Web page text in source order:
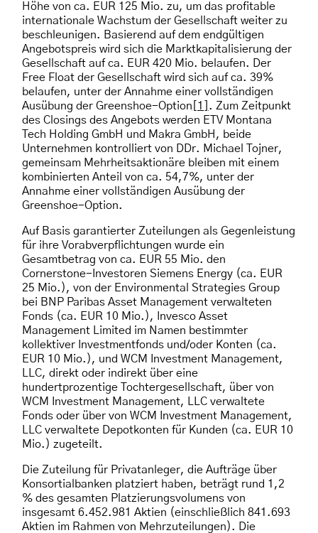
Höhe von ca. EUR 125 Mio. zu, um das profitable
internationale Wachstum der Gesellschaft weiter zu
beschleunigen. Basierend auf dem endgültigen
Angebotspreis wird sich die Marktkapitalisierung der
Gesellschaft auf ca. EUR 420 Mio. belaufen. Der
Free Float der Gesellschaft wird sich auf ca. 39%
belaufen, unter der Annahme einer vollständigen
Ausübung der Greenshoe-Option [1] . Zum Zeitpunkt
des Closings des Angebots werden ETV Montana
Tech Holding GmbH und Makra GmbH, beide
Unternehmen kontrolliert von DDr. Michael Tojner,
gemeinsam Mehrheitsaktionäre bleiben mit einem
kombinierten Anteil von ca. 54,7%, unter der
Annahme einer vollständigen Ausübung der
Greenshoe-Option.
Auf Basis garantierter Zuteilungen als Gegenleistung
für ihre Vorabverpflichtungen wurde ein
Gesamtbetrag von ca. EUR 55 Mio. den
Cornerstone-Investoren Siemens Energy (ca. EUR
25 Mio.), von der Environmental Strategies Group
bei BNP Paribas Asset Management verwalteten
Fonds (ca. EUR 10 Mio.), Invesco Asset
Management Limited im Namen bestimmter
kollektiver Investmentfonds und/oder Konten (ca.
EUR 10 Mio.), und WCM Investment Management,
LLC, direkt oder indirekt über eine
hundertprozentige Tochtergesellschaft, über von
WCM Investment Management, LLC verwaltete
Fonds oder über von WCM Investment Management,
LLC verwaltete Depotkonten für Kunden (ca. EUR 10
Mio.) zugeteilt.
Die Zuteilung für Privatanleger, die Aufträge über
Konsortialbanken platziert haben, beträgt rund 1,2
% des gesamten Platzierungsvolumens von
insgesamt 6.452.981 Aktien (einschließlich 841.693
Aktien im Rahmen von Mehrzuteilungen). Die